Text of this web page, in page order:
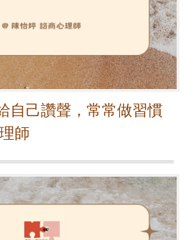
自己讚聲，常常做習慣
師